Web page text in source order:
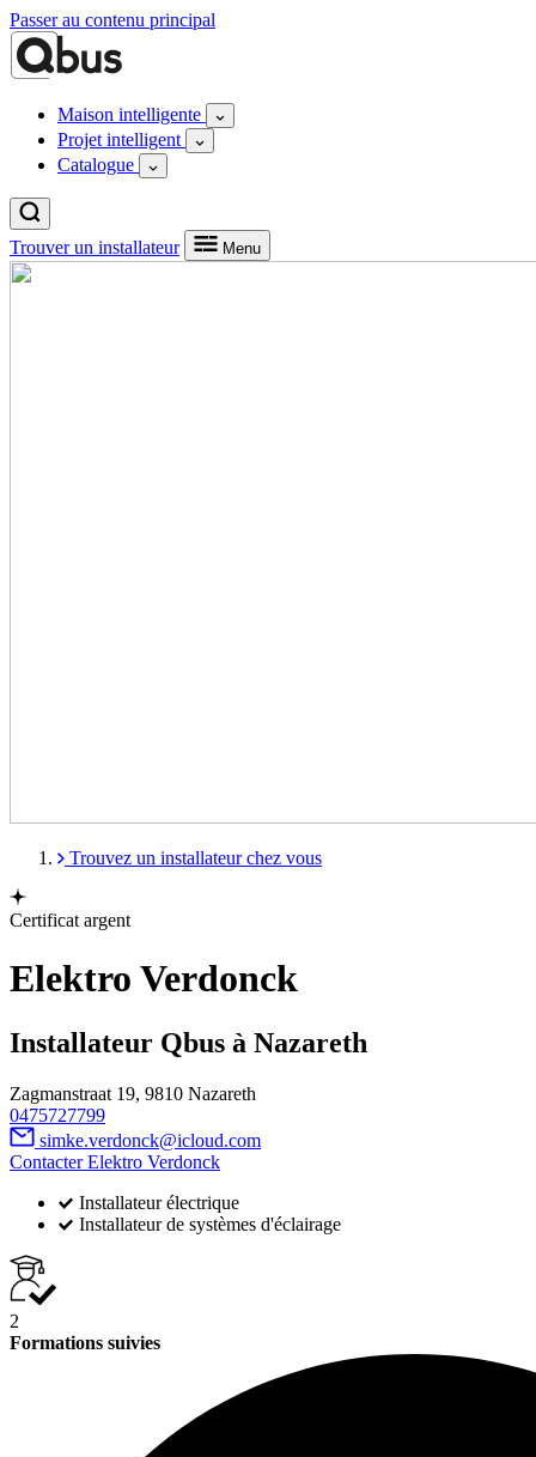
Passer au contenu principal
Maison intelligente
Projet intelligent
Catalogue
Trouver un installateur Menu
Trouvez un installateur chez vous
Certificat argent
Elektro Verdonck
Installateur Qbus à Nazareth
Zagmanstraat 19, 9810 Nazareth
0475727799
simke.verdonck@icloud.com
Contacter Elektro Verdonck
Installateur électrique
Installateur de systèmes d'éclairage
2
Formations suivies